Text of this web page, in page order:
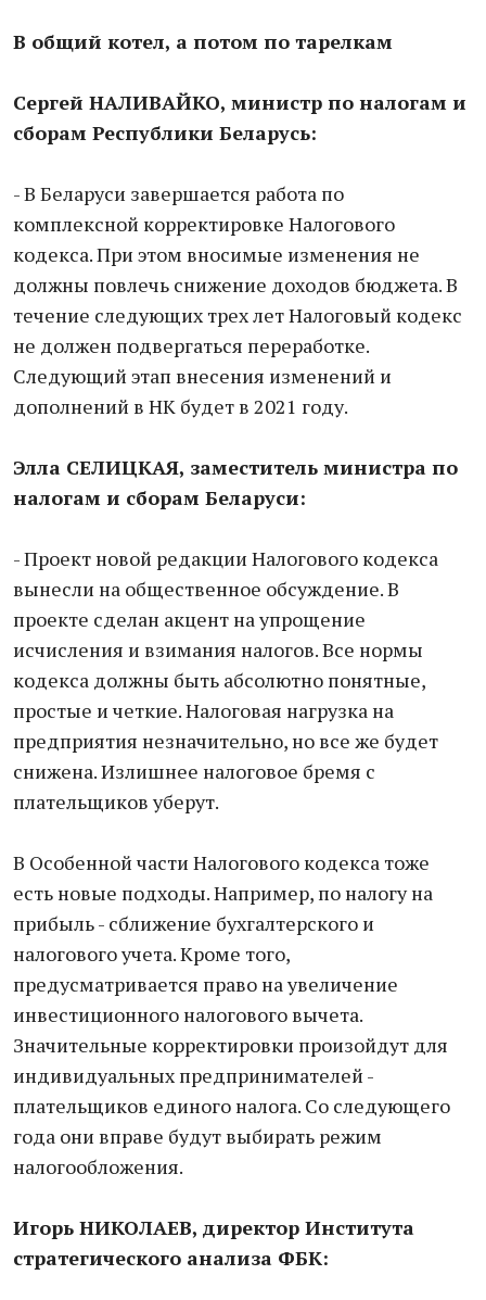
В общий котел, а потом по тарелкам
Сергей НАЛИВАЙКО, министр по налогам и
сборам Республики Беларусь:
- В Беларуси завершается работа по
комплексной корректировке Налогового
кодекса. При этом вносимые изменения не
должны повлечь снижение доходов бюджета. В
течение следующих трех лет Налоговый кодекс
не должен подвергаться переработке.
Следующий этап внесения изменений и
дополнений в НК будет в 2021 году.
Элла СЕЛИЦКАЯ, заместитель министра по
налогам и сборам Беларуси:
- Проект новой редакции Налогового кодекса
вынесли на общественное обсуждение. В
проекте сделан акцент на упрощение
исчисления и взимания налогов. Все нормы
кодекса должны быть абсолютно понятные,
простые и четкие. Налоговая нагрузка на
предприятия незначительно, но все же будет
снижена. Излишнее налоговое бремя с
плательщиков уберут.
В Особенной части Налогового кодекса тоже
есть новые подходы. Например, по налогу на
прибыль - сближение бухгалтерского и
налогового учета. Кроме того,
предусматривается право на увеличение
инвестиционного налогового вычета.
Значительные корректировки произойдут для
индивидуальных предпринимателей -
плательщиков единого налога. Со следующего
года они вправе будут выбирать режим
налогообложения.
Игорь НИКОЛАЕВ, директор Института
стратегического анализа ФБК: